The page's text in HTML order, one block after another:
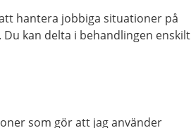
hantera jobbiga situationer på
kan delta i behandlingen enskilt
som gör att jag använder